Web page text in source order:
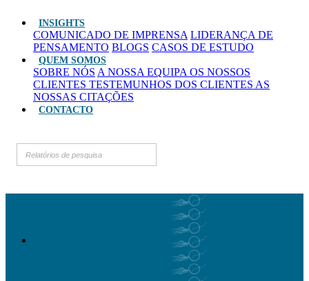
INSIGHTS
COMUNICADO DE IMPRENSA LIDERANÇA DE
PENSAMENTO BLOGS CASOS DE ESTUDO
QUEM SOMOS
SOBRE NÓS A NOSSA EQUIPA OS NOSSOS
CLIENTES TESTEMUNHOS DOS CLIENTES AS
NOSSAS CITAÇÕES
CONTACTO